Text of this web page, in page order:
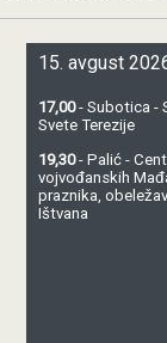
15. avgust
17,00- Subotica -
Svete Terezije
19,30- Palić -
vojvođanskih
praznika,
Ištvana